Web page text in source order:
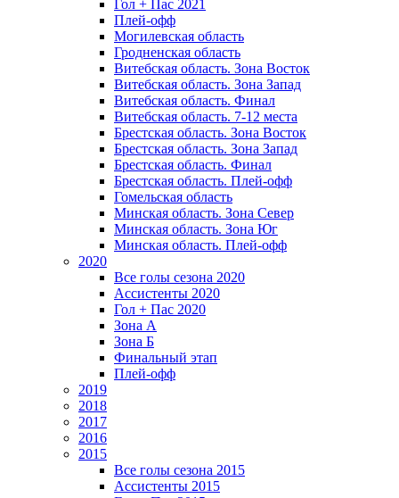
Гол + Пас 2021
Плей-офф
Могилевская область
Гродненская область
Витебская область. Зона Восток
Витебская область. Зона Запад
Витебская область. Финал
Витебская область. 7-12 места
Брестская область. Зона Восток
Брестская область. Зона Запад
Брестская область. Финал
Брестская область. Плей-офф
Гомельская область
Минская область. Зона Север
Минская область. Зона Юг
Минская область. Плей-офф
2020
Все голы сезона 2020
Ассистенты 2020
Гол + Пас 2020
Зона А
Зона Б
Финальный этап
Плей-офф
2019
2018
2017
2016
2015
Все голы сезона 2015
Ассистенты 2015